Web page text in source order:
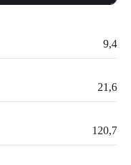
9,4
21,6
120,7